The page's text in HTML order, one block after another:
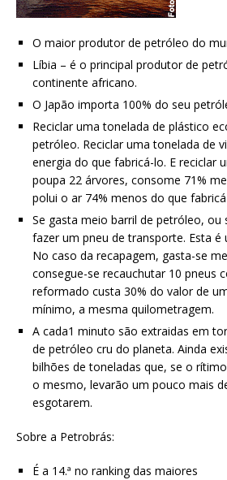
O maior produtor de petróleo do
Líbia – é o principal produtor de
continente africano.
O Japão importa 100% do seu
Reciclar uma tonelada de plástico
petróleo. Reciclar uma tonelada de
energia do que fabricá-lo. E reciclar
poupa 22 árvores, consome 71%
polui o ar 74% menos do que
Se gasta meio barril de petróleo, ou
fazer um pneu de transporte. Esta é
No caso da recapagem, gasta-se
consegue-se recauchutar 10 pneus
reformado custa 30% do valor de
mínimo, a mesma quilometragem.
A cada1 minuto são extraidas em
de petróleo cru do planeta. Ainda
bilhões de toneladas que, se o
o mesmo, levarão um pouco mais
esgotarem.
Sobre a Petrobrás:
É a 14.ª no ranking das maiores